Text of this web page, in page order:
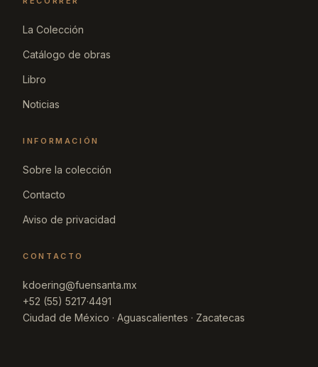
La Colección
Catálogo de obras
Libro
Noticias
INFORMACIÓN
Sobre la colección
Contacto
Aviso de privacidad
CONTACTO
kdoering@fuensanta.mx
+52 (55) 5217·4491
Ciudad de México · Aguascalientes · Zacatecas